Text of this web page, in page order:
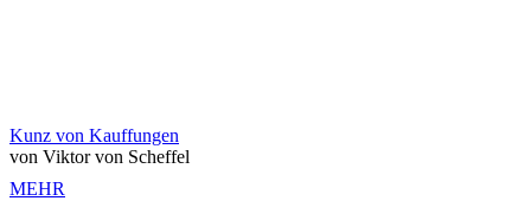
Kunz von Kauffungen
von Viktor von Scheffel
MEHR